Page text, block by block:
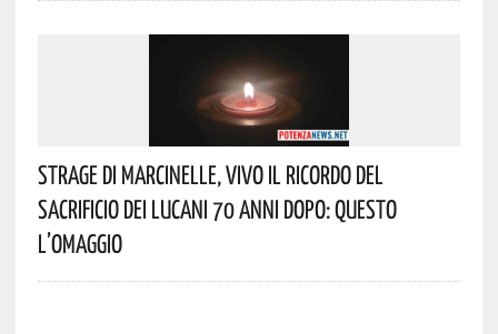
Strage Di Marcinelle, Vivo Il Ricordo Del
Sacrificio Dei Lucani 70 Anni Dopo: Questo
L’omaggio